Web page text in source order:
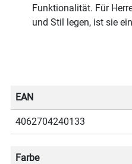
Funktionalität. Für
und Stil legen, ist sie
EAN
4062704240133
Farbe